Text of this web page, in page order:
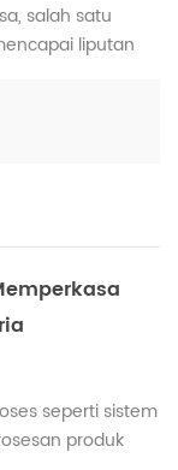
salah satu
liputan
ilted
penyelesaian
inovatif dan
senget
seperti sistem
produk